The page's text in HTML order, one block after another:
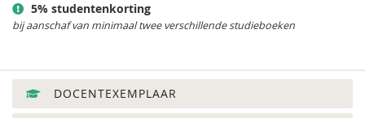
5% studentenkorting
bij aanschaf van minimaal twee verschillende studieboeken
DOCENTEXEMPLAAR